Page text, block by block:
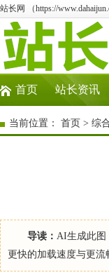
站长网 （https://
首页 站长资讯
当前位置： 首页 > 综
导读： AI生成此
更快的加载速度与更